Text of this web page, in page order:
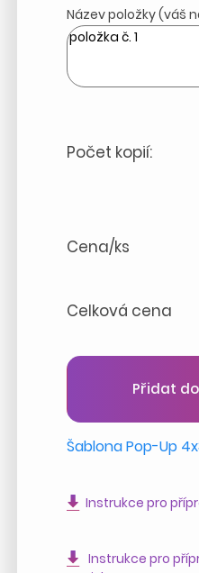
Název položky (váš
Počet kopií:
Cena/ks
Celková cena
Přidat
Šablona Pop-Up
Instrukce pro
Instrukce pro